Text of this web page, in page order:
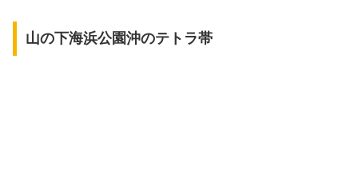
山の下海浜公園沖のテトラ帯